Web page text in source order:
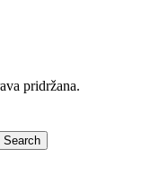
pridržana.
Search